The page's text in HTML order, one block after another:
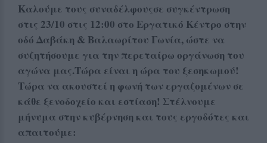
Καλούμε τους συναδέλφουςσε συγκέντρωση
στις 23/10 στις 12:00 στο Εργατικό Κέντρο στην
οδό Δαβάκη & Βαλαωρίτου Γωνία, ώστε να
συζητήσουμε για την περεταίρω οργάνωση του
αγώνα μας.Τώρα είναι η ώρα του ξεσηκωμού!
Τώρα να ακουστεί η φωνή των εργαζομένων σε
κάθε ξενοδοχείο και εστίαση! Στέλνουμε
μήνυμα στην κυβέρνηση και τους εργοδότες και
απαιτούμε: